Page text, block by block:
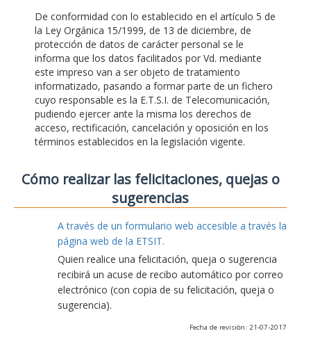
De conformidad con lo establecido en el artículo 5 de
la Ley Orgánica 15/1999, de 13 de diciembre, de
protección de datos de carácter personal se le
informa que los datos facilitados por Vd. mediante
este impreso van a ser objeto de tratamiento
informatizado, pasando a formar parte de un fichero
cuyo responsable es la E.T.S.I. de Telecomunicación,
pudiendo ejercer ante la misma los derechos de
acceso, rectificación, cancelación y oposición en los
términos establecidos en la legislación vigente.
Cómo realizar las felicitaciones, quejas o
sugerencias
A través de un formulario web accesible a través la
página web de la ETSIT.
Quien realice una felicitación, queja o sugerencia
recibirá un acuse de recibo automático por correo
electrónico (con copia de su felicitación, queja o
sugerencia).
Fecha de revisión: 21-07-2017